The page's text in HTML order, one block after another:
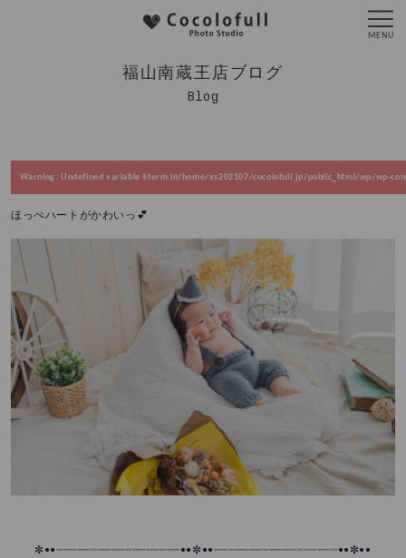
福山南蔵王店ブログ
Blog
Warning : Undefined variable $term in/home/xs202107/cocolofull.jp/public_html/wp/wp-
ほっぺハートがかわいっ💕
✼••┈┈┈┈┈┈┈┈┈┈┈┈┈┈┈┈┈┈••✼••┈┈┈┈┈┈┈┈┈┈┈┈┈┈┈┈┈┈••✼••